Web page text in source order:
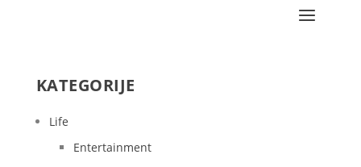
KATEGORIJE
Life
Entertainment